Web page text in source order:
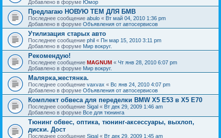
Добавлено в форуме Юмор
Предлагаю НОВУЮ ТЕМ ДЛЯ БМВ
Последнее сообщение abulo « Вт май 04, 2010 1:36 pm
Добавлено в форуме Объявления от автосервисов
Утилизация старых авто
Последнее сообщение phil « Пн мар 15, 2010 3:11 pm
Добавлено в форуме Мир вокруг.
Рекомендую!
Последнее сообщение MAGNUM « Чт янв 28, 2010 6:07 pm
Добавлено в форуме Мир вокруг.
Малярка,жестянка.
Последнее сообщение vaxvax « Вс янв 24, 2010 4:07 pm
Добавлено в форуме Объявления от автосервисов
Комплект обвеса для переделки BMW X5 E53 в X5 E70
Последнее сообщение Sigal « Вт дек 29, 2009 1:46 am
Добавлено в форуме Все для тюнинга
Тюнинг обвес, оптика, тюнинг-аксессуары, выхлоп,
диски. Дост
Последнее сообщение Sigal « Вт дек 29, 2009 1:45 am